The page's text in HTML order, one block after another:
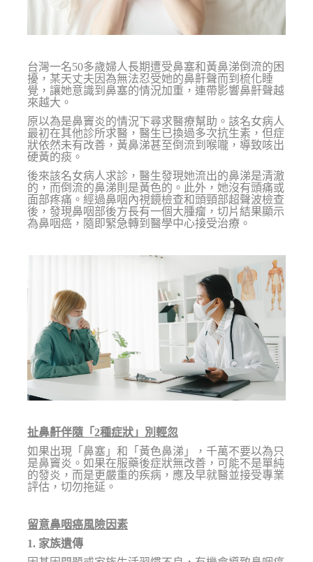
台灣一名50多歲婦人長期遭受鼻塞和黃鼻涕倒流的困
擾，某天丈夫因為無法忍受她的鼻鼾聲而到梳化睡
覺，讓她意識到鼻塞的情況加重，連帶影響鼻鼾聲越
來越大。
原以為是鼻竇炎的情況下尋求醫療幫助。該名女病人
最初在其他診所求醫，醫生已換過多次抗生素，但症
狀依然未有改善，黃鼻涕甚至倒流到喉嚨，導致咳出
硬黃的痰。
後來該名女病人求診，醫生發現她流出的鼻涕是清澈
的，而倒流的鼻涕則是黃色的。此外，她沒有頭痛或
面部疼痛。經過鼻咽內視鏡檢查和頭頸部超聲波檢查
後，發現鼻咽部後方長有一個大腫瘤，切片結果顯示
為鼻咽癌，隨即緊急轉到醫學中心接受治療。
扯鼻鼾伴隨「2種症狀」別輕忽
如果出現「鼻塞」和「黃色鼻涕」，千萬不要以為只
是鼻竇炎。如果在服藥後症狀無改善，可能不是單純
的發炎，而是更嚴重的疾病，應及早就醫並接受專業
評估，切勿拖延。
留意鼻咽癌風險因素
1. 家族遺傳